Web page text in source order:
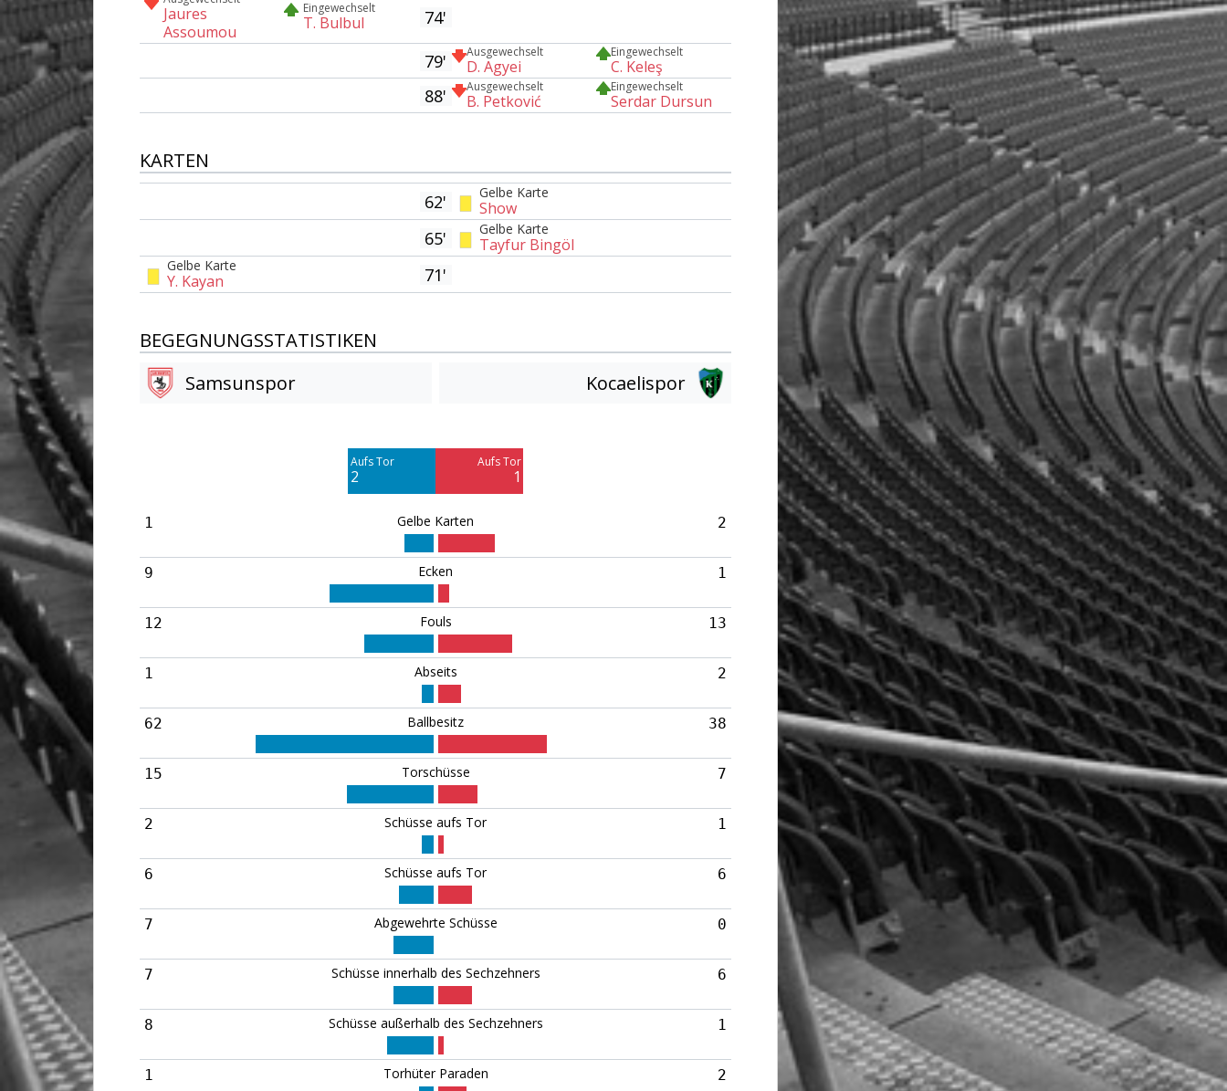
Jaures
Assoumou
Eingewechselt
T. Bulbul
74'
79'
Ausgewechselt
D. Agyei
Eingewechselt
C. Keleş
88' Ausgewechselt
B. Petković
Eingewechselt
Serdar Dursun
KARTEN
62' Gelbe Karte
Show
65' Gelbe Karte
Tayfur Bingöl
Gelbe Karte
Y. Kayan 71'
BEGEGNUNGSSTATISTIKEN
Samsunspor
Kocaelispor
Aufs Tor
2
Aufs Tor
1
1 Gelbe Karten 2
9 Ecken 1
12 Fouls 13
1 Abseits 2
62 Ballbesitz 38
15 Torschüsse 7
2 Schüsse aufs Tor 1
6 Schüsse aufs Tor 6
7 Abgewehrte Schüsse 0
7 Schüsse innerhalb des Sechzehners 6
8 Schüsse außerhalb des Sechzehners 1
1 Torhüter Paraden 2